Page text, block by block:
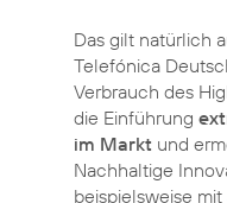
Das gilt natürlich
Telefónica
Verbrauch des
die Einführung
im Markt und
Nachhaltige
beispielsweise mit